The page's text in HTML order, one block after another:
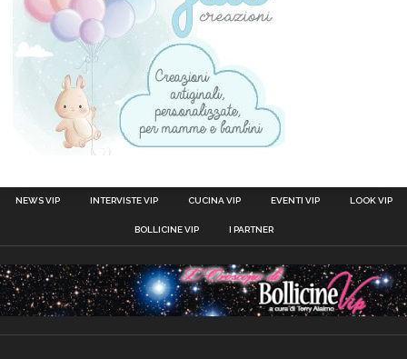
NEWS VIP INTERVISTE VIP CUCINA VIP EVENTI VIP LOOK VIP
BOLLICINE VIP I PARTNER